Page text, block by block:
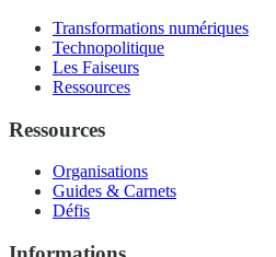
Transformations numériques
Technopolitique
Les Faiseurs
Ressources
Ressources
Organisations
Guides & Carnets
Défis